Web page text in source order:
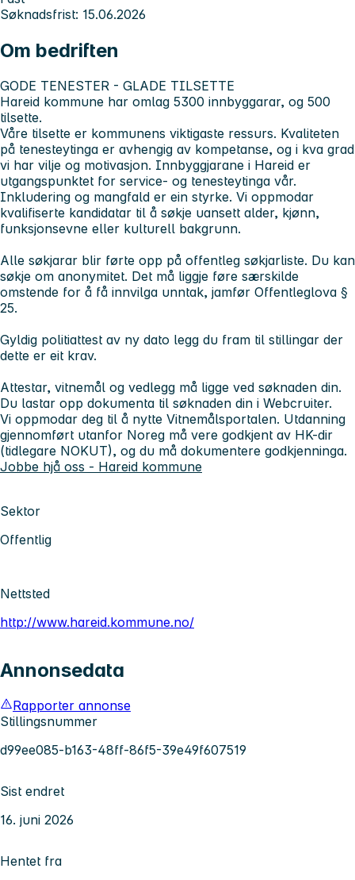
Søknadsfrist: 15.06.2026
Om bedriften
GODE TENESTER - GLADE TILSETTE
Hareid kommune har omlag 5300 innbyggarar, og 500
tilsette.
Våre tilsette er kommunens viktigaste ressurs. Kvaliteten
på tenesteytinga er avhengig av kompetanse, og i kva grad
vi har vilje og motivasjon. Innbyggjarane i Hareid er
utgangspunktet for service- og tenesteytinga vår.
Inkludering og mangfald er ein styrke. Vi oppmodar
kvalifiserte kandidatar til å søkje uansett alder, kjønn,
funksjonsevne eller kulturell bakgrunn.
Alle søkjarar blir førte opp på offentleg søkjarliste. Du kan
søkje om anonymitet. Det må liggje føre særskilde
omstende for å få innvilga unntak, jamfør Offentleglova §
25.
Gyldig politiattest av ny dato legg du fram til stillingar der
dette er eit krav.
Attestar, vitnemål og vedlegg må ligge ved søknaden din.
Du lastar opp dokumenta til søknaden din i Webcruiter.
Vi oppmodar deg til å nytte Vitnemålsportalen. Utdanning
gjennomført utanfor Noreg må vere godkjent av HK-dir
(tidlegare NOKUT), og du må dokumentere godkjenninga.
Jobbe hjå oss - Hareid kommune
Sektor
Offentlig
Nettsted
http://www.hareid.kommune.no/
Annonsedata
Rapporter annonse
Stillingsnummer
d99ee085-b163-48ff-86f5-39e49f607519
Sist endret
16. juni 2026
Hentet fra